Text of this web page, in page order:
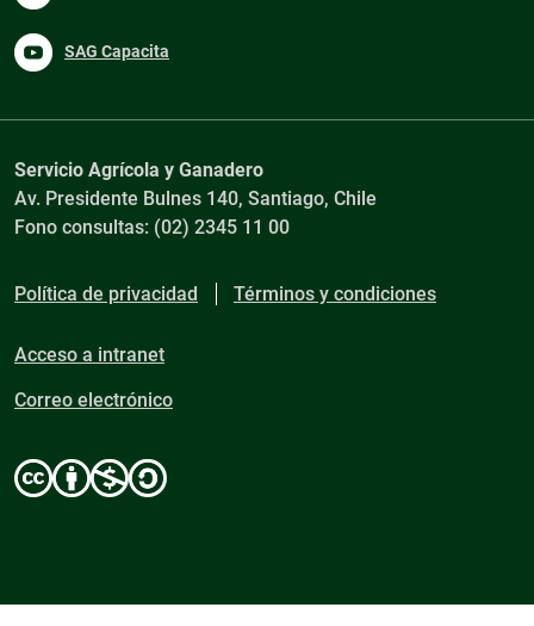
SAG Capacita
Servicio Agrícola y Ganadero
Av. Presidente Bulnes 140, Santiago, Chile
Fono consultas: (02) 2345 11 00
Política de privacidad Términos y condiciones
Acceso a intranet
Correo electrónico